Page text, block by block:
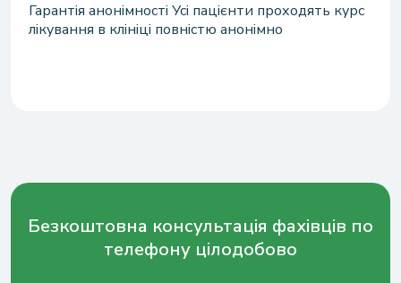
Гарантія анонімності Усі пацієнти проходять курс
лікування в клініці повністю анонімно
Безкоштовна консультація фахівців по
телефону цілодобово